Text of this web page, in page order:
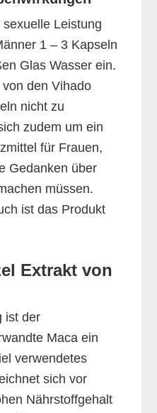
Leistung
1 – 3 Kapseln
Glas Wasser ein.
den Vihado
nicht zu
zudem um ein
für Frauen,
Gedanken über
müssen.
ist das Produkt
Extrakt von
ist der
Maca ein
verwendetes
sich vor
Nährstoffgehalt